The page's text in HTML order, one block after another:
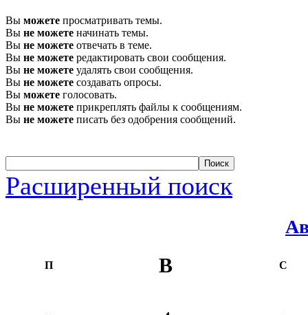
Вы можете просматривать темы.
Вы не можете начинать темы.
Вы не можете отвечать в теме.
Вы не можете редактировать свои сообщения.
Вы не можете удалять свои сообщения.
Вы не можете создавать опросы.
Вы можете голосовать.
Вы не можете прикреплять файлы к сообщениям.
Вы не можете писать без одобрения сообщений.
Расширенный поиск
П В С